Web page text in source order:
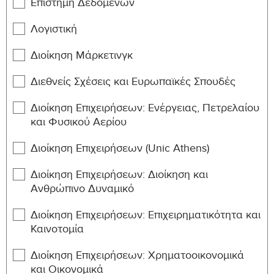
301
Social Media Marketing
MKTG-
CSR and Sustainable Marketing
370
Omnichannel Retailing 6
380
Marketing of Services
MKTG-
390
Digital Marketing
MKTG-
396
Marketing Research and Data
Analytics
6
MKTG-
397
Integrated Marketing
Communications
6
Επιστήμη Δεδομένων
Λογιστική
Διοίκηση Μάρκετινγκ
Διεθνείς Σχέσεις και Ευρωπαϊκές Σπουδές
Διοίκηση Επιχειρήσεων: Ενέργειας, Πετρελαίου
και Φυσικού Aερίου
Διοίκηση Επιχειρήσεων (Unic Athens)
Διοίκηση Επιχειρήσεων: Διοίκηση και
Ανθρώπινο Δυναμικό
Διοίκηση Επιχειρήσεων: Επιχειρηματικότητα και
Καινοτομία
Διοίκηση Επιχειρήσεων: Χρηματοοικονομικά
και Οικονομικά